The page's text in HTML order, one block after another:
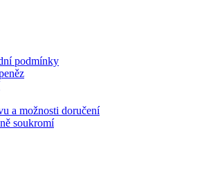
podmínky
a možnosti doručení
soukromí